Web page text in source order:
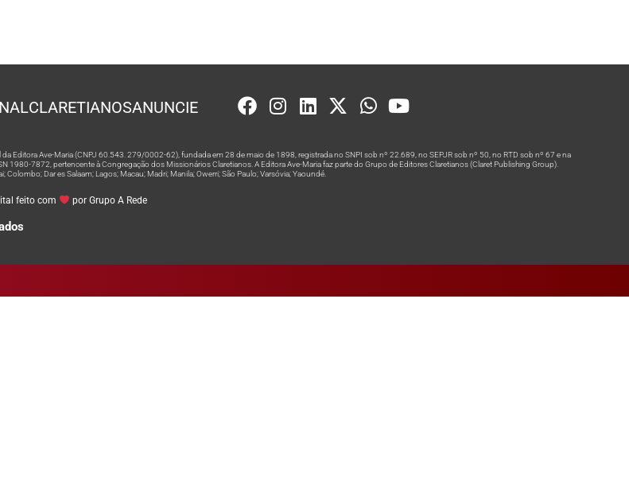
CLARETIANOSANUNCIE
da Editora Ave-Maria (CNPJ 60.543. 279/0002-62), fundada em 28 de maio de 1898, registrada no SNPI sob nº 22.689, no SEPJR sob nº 50, no RTD sob nº 67 e na
1980-7872, pertencente à Congregação dos Missionários Claretianos. A Editora Ave-Maria faz parte do Grupo de Editores Claretianos (Claret Publishing Group).
Colombo; Dar es Salaam; Lagos; Macau; Madri; Manila; Owerri; São Paulo; Varsóvia; Yaoundé.
feito com por Grupo A Rede